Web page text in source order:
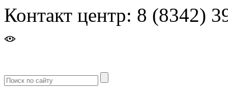
Контакт центр: 8 (8342)